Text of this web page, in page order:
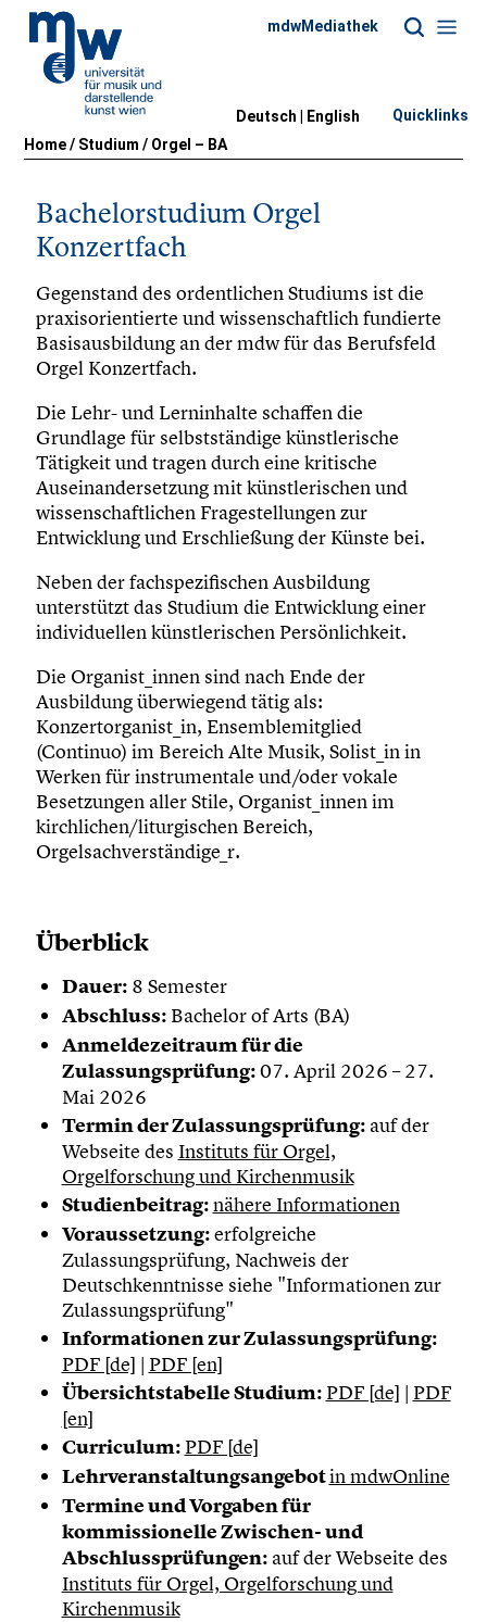
Home/ Studium / Orgel – BA
mdwMediathek
Deutsch | English Quicklinks
Bachelorstudium Orgel
Konzertfach
Gegenstand des ordentlichen Studiums ist die
praxisorientierte und wissenschaftlich fundierte
Basisausbildung an der mdw für das Berufsfeld
Orgel Konzertfach.
Die Lehr- und Lerninhalte schaffen die
Grundlage für selbstständige künstlerische
Tätigkeit und tragen durch eine kritische
Auseinandersetzung mit künstlerischen und
wissenschaftlichen Fragestellungen zur
Entwicklung und Erschließung der Künste bei.
Neben der fachspezifischen Ausbildung
unterstützt das Studium die Entwicklung einer
individuellen künstlerischen Persönlichkeit.
Die Organist_innen sind nach Ende der
Ausbildung überwiegend tätig als:
Konzertorganist_in, Ensemblemitglied
(Continuo) im Bereich Alte Musik, Solist_in in
Werken für instrumentale und/oder vokale
Besetzungen aller Stile, Organist_innen im
kirchlichen/liturgischen Bereich,
Orgelsachverständige_r.
Überblick
Dauer:8 Semester
Abschluss:Bachelor of Arts (BA)
Anmeldezeitraum für die
Zulassungsprüfung:07. April 2026 – 27.
Mai 2026
Termin der Zulassungsprüfung:auf der
Webseite des Instituts für Orgel,
Orgelforschung und Kirchenmusik
Studienbeitrag:nähere Informationen
Voraussetzung:erfolgreiche
Zulassungsprüfung, Nachweis der
Deutschkenntnisse siehe "Informationen zur
Zulassungsprüfung"
Informationen zur Zulassungsprüfung:
PDF [de] | PDF [en]
Übersichtstabelle Studium: PDF [de] | PDF
[en]
Curriculum: PDF [de]
Lehrveranstaltungsangebotin mdwOnline
Termine und Vorgaben für
kommissionelle Zwischen- und
Abschlussprüfungen:auf der Webseite des
Instituts für Orgel, Orgelforschung und
Kirchenmusik